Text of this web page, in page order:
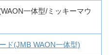
一体型/ミッキーマウ
ド(JMB WAON一体型)